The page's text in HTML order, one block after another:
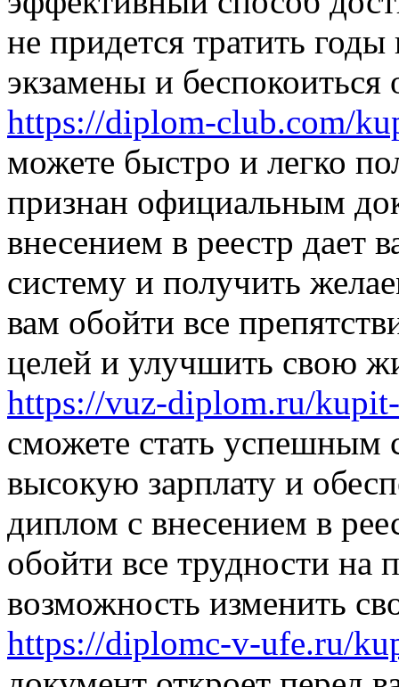
не придется тратить
экзамены и
https://diplom-club.com/
можете быстро и легко
признан официальным
внесением в реестр дает
систему и получить
вам обойти все
целей и улучшить свою
https://vuz-diplom.ru/
сможете стать успешным
высокую зарплату и
диплом с внесением в
обойти все трудности на
возможность изменить
https://diplomc-v-ufe.ru/